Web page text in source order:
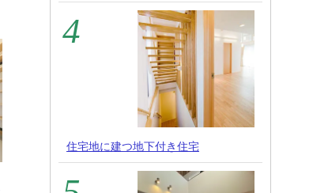
住宅地に建つ地下付き住宅